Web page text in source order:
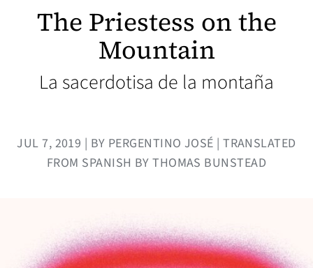
The Priestess on the
Mountain
La sacerdotisa de la montaña
JUL 7, 2019 | BY PERGENTINO JOSÉ | TRANSLATED
FROM SPANISH BY THOMAS BUNSTEAD